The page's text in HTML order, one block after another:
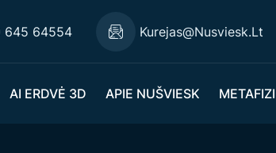
645 64554 Kurejas@nusviesk.lt
AI ERDVĖ 3D APIE NUŠVIESK